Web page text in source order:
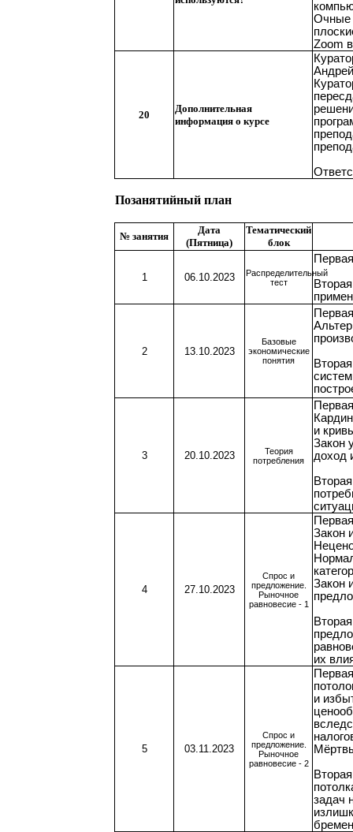
Очные
Zoom
20
Дополнительная
информация о курсе
Позанятийный план
№ занятия
Дата
(Пятница)
Тематический
блок
1 06.10.2023
Распределительный
тест
2 13.10.2023
Базовые
экономические
понятия
3 20.10.2023
Теория
потребления
и
Закон
доход
4 27.10.2023
Спрос и
предложение.
Рыночное
равновесие - 1
Закон
Закон
их
5 03.11.2023
Спрос и
предложение.
Рыночное
равновесие - 2
и
задач